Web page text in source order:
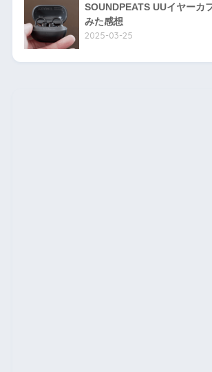
SOUNDPEATS UUイヤーカ
みた感想
2025-03-25